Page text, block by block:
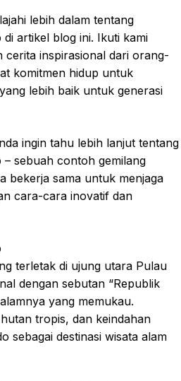
lebih dalam tentang
artikel blog ini. Ikuti kami
cerita inspirasional dari orang-
komitmen hidup untuk
lebih baik untuk generasi
ingin tahu lebih lanjut tentang
– sebuah contoh gemilang
bekerja sama untuk menjaga
cara-cara inovatif dan
terletak di ujung utara Pulau
dengan sebutan “Republik
yang memukau.
tropis, dan keindahan
sebagai destinasi wisata alam